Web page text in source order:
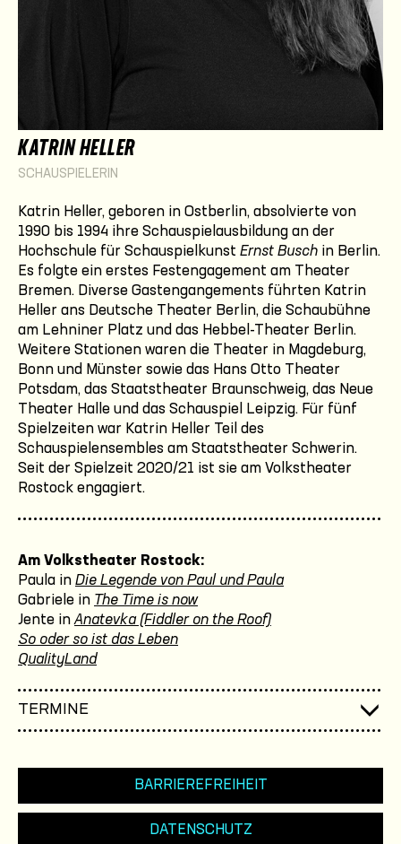
KATRIN HELLER
SCHAUSPIELERIN
Katrin Heller, geboren in Ostberlin, absolvierte von
1990 bis 1994 ihre Schauspielausbildung an der
Hochschule für Schauspielkunst Ernst Busch in Berlin.
Es folgte ein erstes Festengagement am Theater
Bremen. Diverse Gastengangements führten Katrin
Heller ans Deutsche Theater Berlin, die Schaubühne
am Lehniner Platz und das Hebbel-Theater Berlin.
Weitere Stationen waren die Theater in Magdeburg,
Bonn und Münster sowie das Hans Otto Theater
Potsdam, das Staatstheater Braunschweig, das Neue
Theater Halle und das Schauspiel Leipzig. Für fünf
Spielzeiten war Katrin Heller Teil des
Schauspielensembles am Staatstheater Schwerin.
Seit der Spielzeit 2020/21 ist sie am Volkstheater
Rostock engagiert.
Am Volkstheater Rostock:
Paula in Die Legende von Paul und Paula
Gabriele in The Time is now
Jente in Anatevka (Fiddler on the Roof)
So oder so ist das Leben
QualityLand
TERMINE
BARRIEREFREIHEIT
DATENSCHUTZ